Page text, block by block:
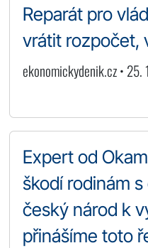
Reparát pro
vrátit rozpočet,
ekonomickydenik.cz •
Expert od
škodí rodinám
český národ k
přinášíme toto